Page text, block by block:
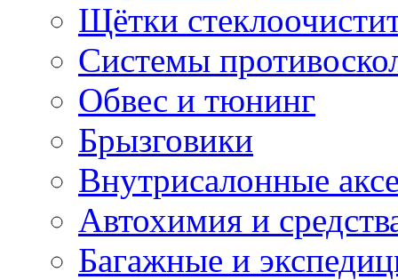
Щётки
Системы
Обвес и тюнинг
Брызговики
Внутрисалонные
Автохимия и
Багажные и